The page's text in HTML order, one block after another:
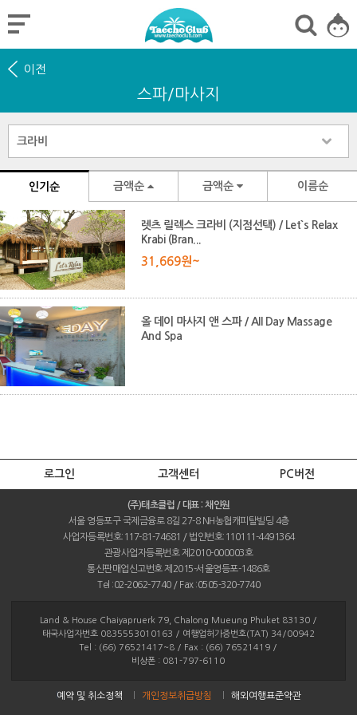
이전
스파/마사지
인기순 금액순 금액순 이름순
렛츠 릴렉스 크라비 (지점선택) / Let`s Relax
Krabi (Bran...
31,669원~
올 데이 마사지 앤 스파 / All Day Massage
And Spa
로그인 고객센터 PC버전
(주)태초클럽 / 대표 : 채인원
서울 영등포구 국제금융로 8길 27-8 NH농협캐피탈빌딩 4층
사업자등록번호:117-81-74681 / 법인번호:110111-4491364
관광사업자등록번호 제2010-000003호
통신판매업신고번호 제2015-서울영등포-1486호
Tel :02-2062-7740 / Fax :0505-320-7740
Land & House Chaiyapruerk 79, Chalong Mueung Phuket 83130 /
태국사업자번호 0835553010163 / 여행업허가증번호(TAT) 34/00942
Tel : (66) 76521417~8 / Fax : (66) 76521419 /
비상폰 : 081-797-6110
예약 및 취소정책 개인정보취급방침 해외여행표준약관